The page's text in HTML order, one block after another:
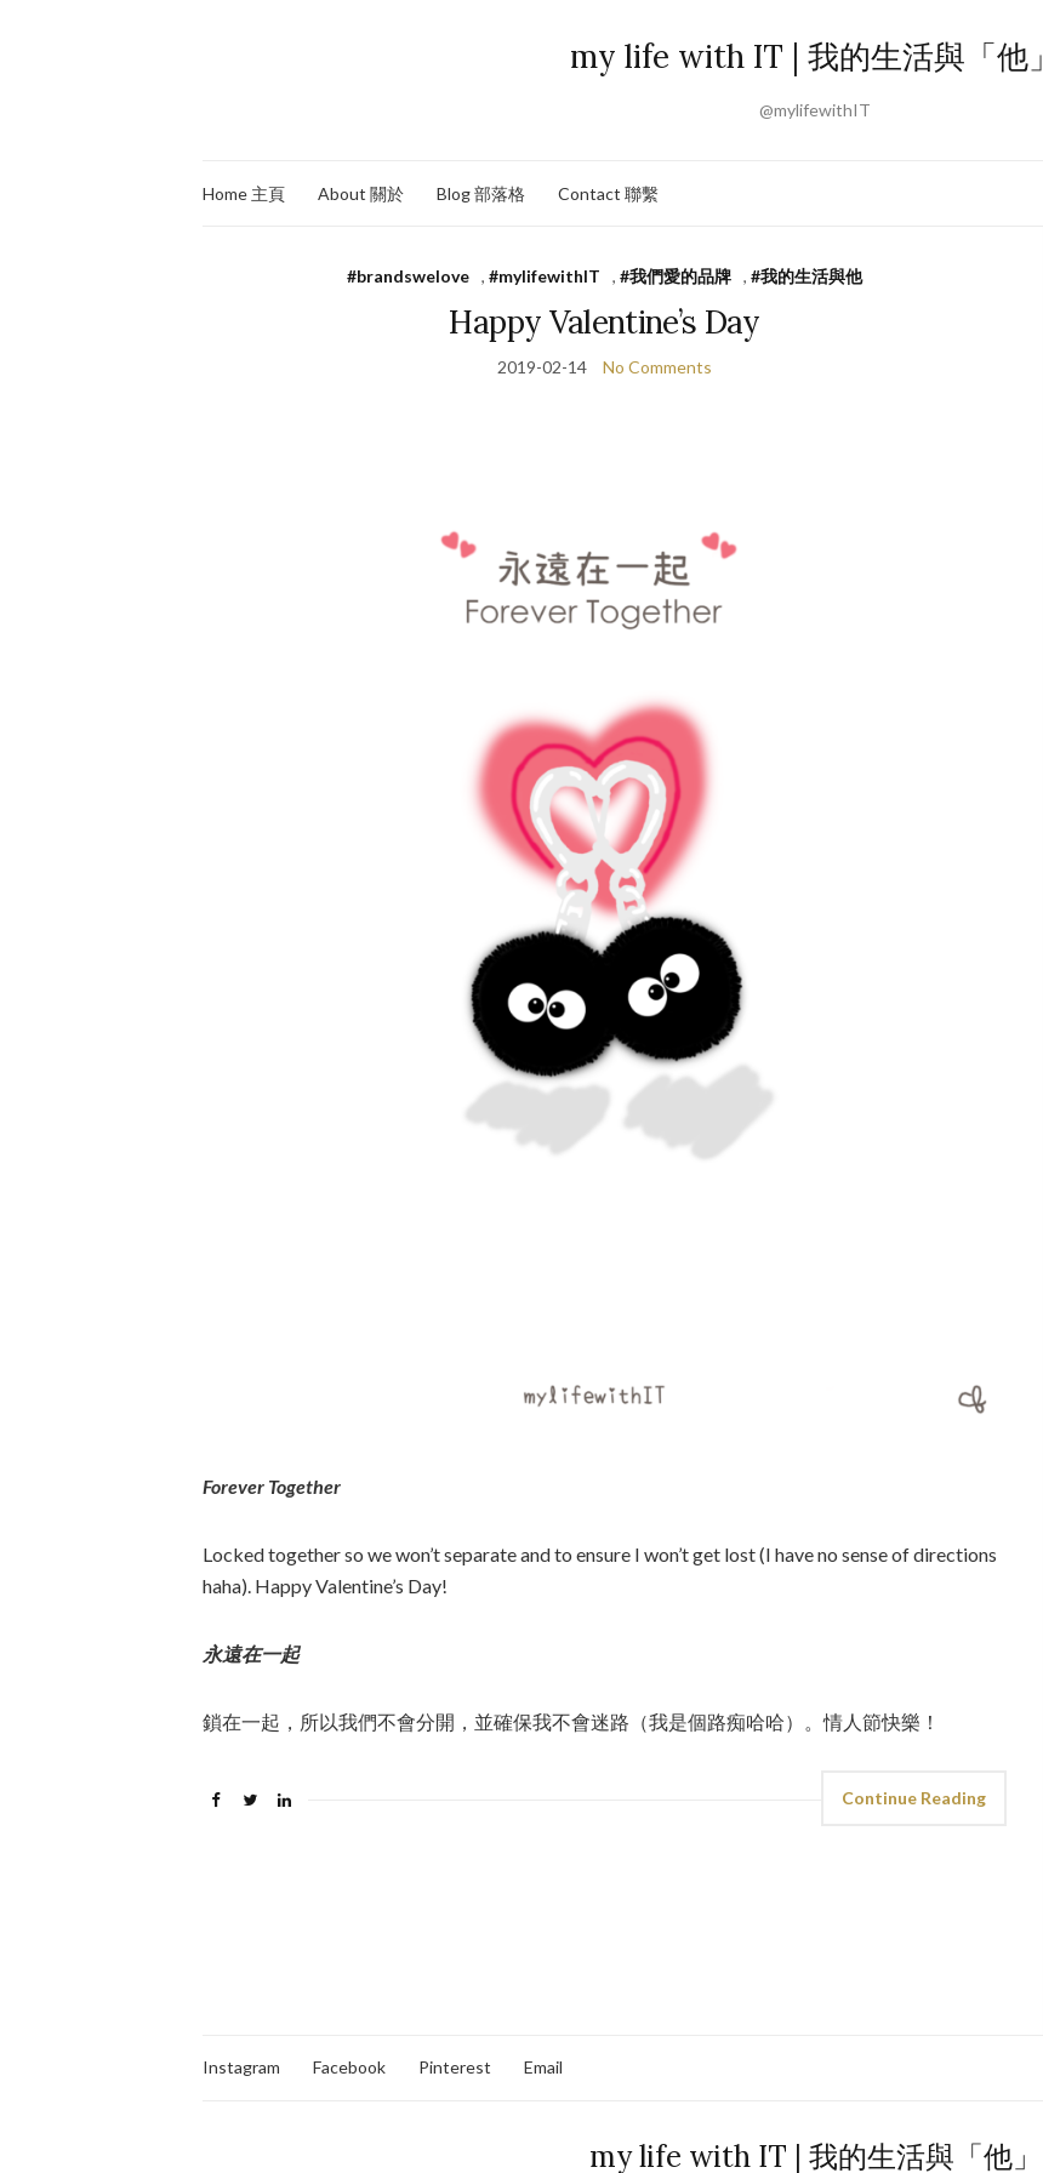
my life with IT | 我的生活與「他」
@mylifewithIT
Home 主頁 About 關於 Blog 部落格 Contact 聯繫
#brandswelove ,#mylifewithIT ,#我們愛的品牌 ,#我的生活與他
Happy Valentine’s Day
2019-02-14 No Comments
Forever Together
Locked together so we won’t separate and to ensure I won’t get lost (I have no sense of directions
haha). Happy Valentine’s Day!
永遠在一起
鎖在一起，所以我們不會分開，並確保我不會迷路（我是個路痴哈哈）。情人節快樂！
Continue Reading
Instagram Facebook Pinterest Email
my life with IT | 我的生活與「他」